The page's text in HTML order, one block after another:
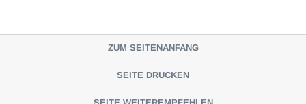
ZUM SEITENANFANG
SEITE DRUCKEN